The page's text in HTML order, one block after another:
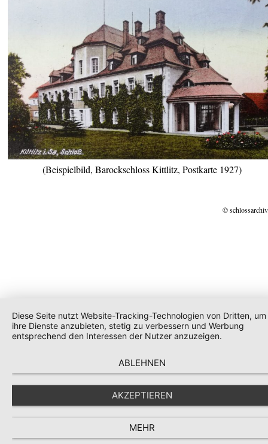
(Beispielbild, Barockschloss Kittlitz, Postkarte 1927)
©
Diese Seite nutzt Website-Tracking-Technologien von Dritten, um
ihre Dienste anzubieten, stetig zu verbessern und Werbung
entsprechend den Interessen der Nutzer anzuzeigen.
ABLEHNEN
AKZEPTIEREN
MEHR